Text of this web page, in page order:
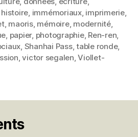
histoire, immémoriaux, imprimerie,
, maoris, mémoire, modernité,
, papier, photographie, Ren-ren,
, Shanhai Pass,table ronde,
,victor segalen,Viollet-